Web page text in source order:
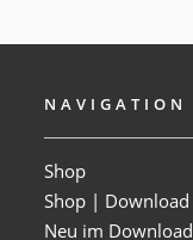
NAVIGATION
Shop
Shop | Download
Neu im Download